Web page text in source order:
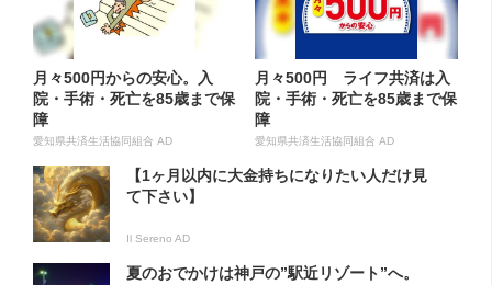
月々500円からの安心。入
院・手術・死亡を85歳まで保
障
愛知県共済生活協同組合 AD
月々500円 ライフ共済は入
院・手術・死亡を85歳まで保
障
愛知県共済生活協同組合 AD
【1ヶ月以内に大金持ちになりたい人だけ見
て下さい】
Il Sereno AD
夏のおでかけは神戸の”駅近リゾート”へ。